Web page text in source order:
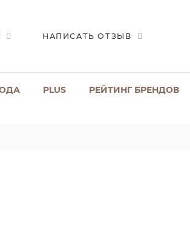
НАПИСАТЬ ОТЗЫВ
PLUS РЕЙТИНГ БРЕНДОВ